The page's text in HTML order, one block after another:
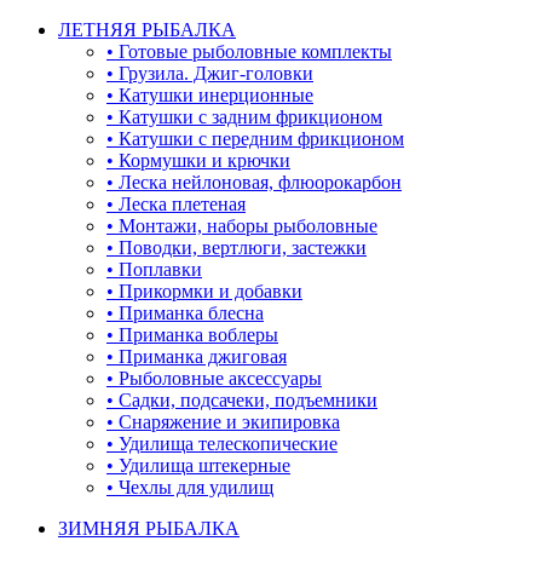
ЛЕТНЯЯ РЫБАЛКА
• Готовые рыболовные комплекты
• Грузила. Джиг-головки
• Катушки инерционные
• Катушки с задним фрикционом
• Катушки с передним фрикционом
• Кормушки и крючки
• Леска нейлоновая, флюорокарбон
• Леска плетеная
• Монтажи, наборы рыболовные
• Поводки, вертлюги, застежки
• Поплавки
• Прикормки и добавки
• Приманка блесна
• Приманка воблеры
• Приманка джиговая
• Рыболовные аксессуары
• Садки, подсачеки, подъемники
• Снаряжение и экипировка
• Удилища телескопические
• Удилища штекерные
• Чехлы для удилищ
ЗИМНЯЯ РЫБАЛКА